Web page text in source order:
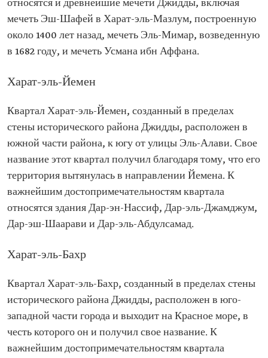
относятся и древнейшие мечети Джидды, включая
мечеть Эш-Шафей в Харат-эль-Мазлум, построенную
около 1400 лет назад, мечеть Эль-Мимар, возведенную
в 1682 году, и мечеть Усмана ибн Аффана.
Харат-эль-Йемен
Квартал Харат-эль-Йемен, созданный в пределах
стены исторического района Джидды, расположен в
южной части района, к югу от улицы Эль-Алави. Свое
название этот квартал получил благодаря тому, что его
территория вытянулась в направлении Йемена. К
важнейшим достопримечательностям квартала
относятся здания Дар-эн-Нассиф, Дар-эль-Джамджум,
Дар-эш-Шаарави и Дар-эль-Абдулсамад.
Харат-эль-Бахр
Квартал Харат-эль-Бахр, созданный в пределах стены
исторического района Джидды, расположен в юго-
западной части города и выходит на Красное море, в
честь которого он и получил свое название. К
важнейшим достопримечательностям квартала